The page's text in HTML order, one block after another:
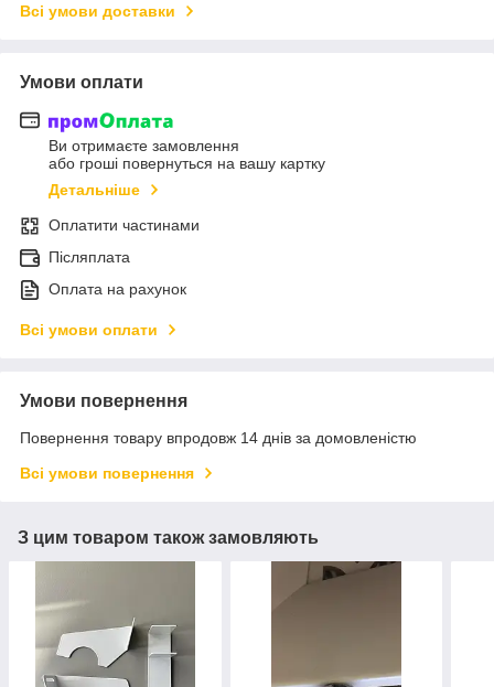
Всі умови доставки
Умови оплати
Ви отримаєте замовлення
або гроші повернуться на вашу картку
Детальніше
Оплатити частинами
Післяплата
Оплата на рахунок
Всі умови оплати
Умови повернення
Повернення товару впродовж 14 днів за домовленістю
Всі умови повернення
З цим товаром також замовляють